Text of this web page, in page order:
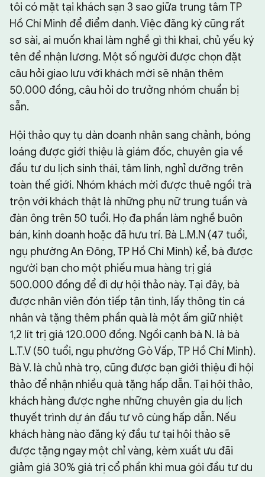
tôi có mặt tại khách sạn 3 sao giữa trung tâm TP
Hồ Chí Minh để điểm danh. Việc đăng ký cũng rất
sơ sài, ai muốn khai làm nghề gì thì khai, chủ yếu ký
tên để nhận lương. Một số người được chọn đặt
câu hỏi giao lưu với khách mời sẽ nhận thêm
50.000 đồng, câu hỏi do trưởng nhóm chuẩn bị
sẵn.
Hội thảo quy tụ dàn doanh nhân sang chảnh, bóng
loáng được giới thiệu là giám đốc, chuyên gia về
đầu tư du lịch sinh thái, tâm linh, nghỉ dưỡng trên
toàn thế giới. Nhóm khách mời được thuê ngồi trà
trộn với khách thật là những phụ nữ trung tuần và
đàn ông trên 50 tuổi. Họ đa phần làm nghề buôn
bán, kinh doanh hoặc đã hưu trí. Bà L.M.N (47 tuổi,
ngụ phường An Đông, TP Hồ Chí Minh) kể, bà được
người bạn cho một phiếu mua hàng trị giá
500.000 đồng để đi dự hội thảo này. Tại đây, bà
được nhân viên đón tiếp tận tình, lấy thông tin cá
nhân và tặng thêm phần quà là một ấm giữ nhiệt
1,2 lít trị giá 120.000 đồng. Ngồi cạnh bà N. là bà
L.T.V (50 tuổi, ngụ phường Gò Vấp, TP Hồ Chí Minh).
Bà V. là chủ nhà trọ, cũng được bạn giới thiệu đi hội
thảo để nhận nhiều quà tặng hấp dẫn. Tại hội thảo,
khách hàng được nghe những chuyên gia du lịch
thuyết trình dự án đầu tư vô cùng hấp dẫn. Nếu
khách hàng nào đăng ký đầu tư tại hội thảo sẽ
được tặng ngay một chỉ vàng, kèm xuất ưu đãi
giảm giá 30% giá trị cổ phần khi mua gói đầu tư du